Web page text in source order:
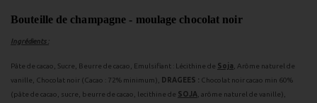
Bouteille de champagne - moulage chocolat noir
Ingrédients :
Pâte de cacao, Sucre, Beurre de cacao, Emulsifiant : Lécithine de Soja , Arôme naturel de
vanille, Chocolat noir (Cacao : 72% minimum),
DRAGEES : Chocolat noir cacao min 60%
(pâte de cacao, sucre, beurre de cacao, lecithine de SOJA , arôme naturel de vanille),